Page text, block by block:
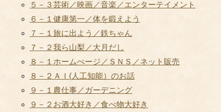
５－３芸術／映画／音楽／エンターテイメント
６－１健康第一／体を鍛えよう
７－１旅に出よう／鉄ちゃん
７－２我ら山梨／大月だし
８－１ホームぺージ／ＳＮＳ／ネット販売
８－２ＡＩ(人工知能）のお話
９－１農仕事／ガーデニング
９－２お酒大好き／食べ物大好き